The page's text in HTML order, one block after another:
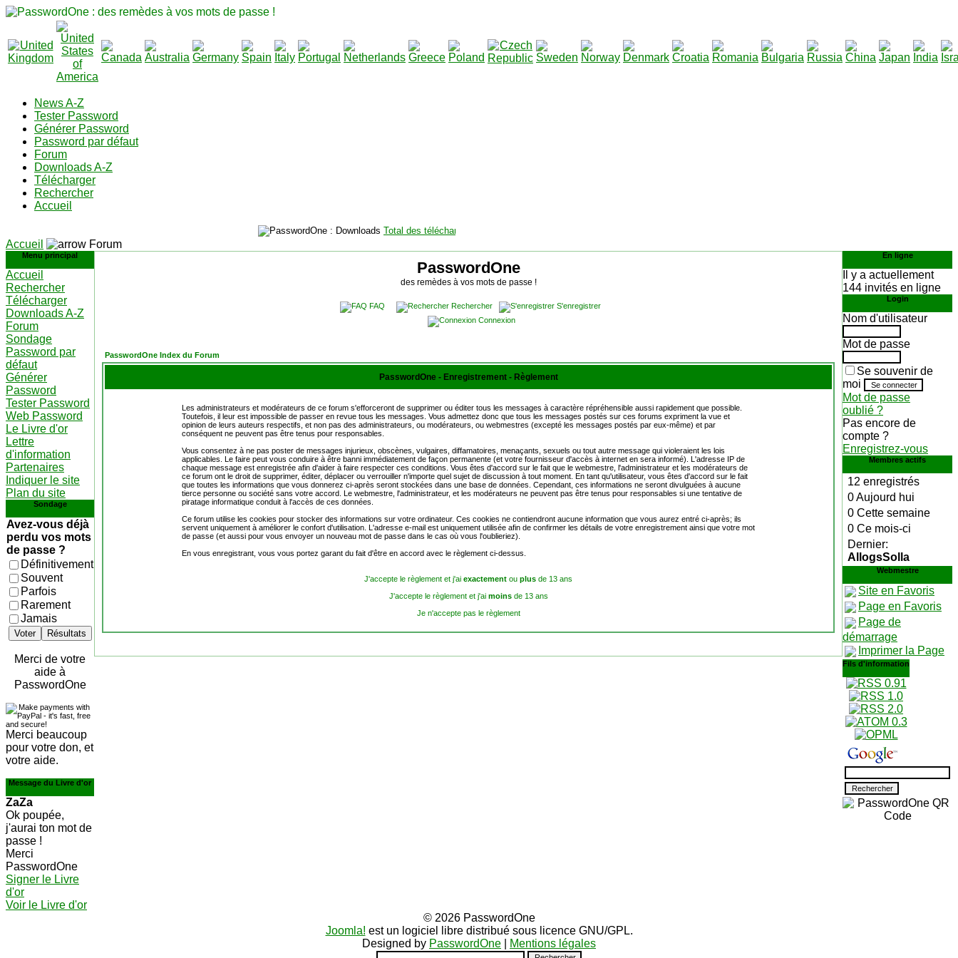
News A-Z
Tester Password
Générer Password
Password par défaut
Forum
Downloads A-Z
Télécharger
Rechercher
Accueil
Total des téléchargements
Accueil
Forum
Menu principal
Accueil
Rechercher
Télécharger
Downloads A-Z
Forum
Sondage
Password par
défaut
Générer
Password
Tester Password
Web Password
Le Livre d'or
Lettre
d'information
Partenaires
Indiquer le site
Plan du site
Sondage
Avez-vous déjà
perdu vos mots
de passe ?
Définitivement
Souvent
Parfois
Rarement
Jamais
Voter Résultats
Merci de votre
aide à
PasswordOne
Merci beaucoup
pour votre don, et
votre aide.
Message du Livre d'or
ZaZa
Ok poupée,
j'aurai ton mot de
passe !
Merci
PasswordOne
Signer le Livre
d'or
Voir le Livre d'or
PasswordOne
des remèdes à vos mots de passe !
FAQ Rechercher
S'enregistrer
Connexion
PasswordOne Index du Forum
PasswordOne - Enregistrement - Règlement
Les administrateurs et modérateurs de ce forum s'efforceront de supprimer ou éditer tous les messages à caractère répréhensible aussi rapidement que possible.
Toutefois, il leur est impossible de passer en revue tous les messages. Vous admettez donc que tous les messages postés sur ces forums expriment la vue et
opinion de leurs auteurs respectifs, et non pas des administrateurs, ou modérateurs, ou webmestres (excepté les messages postés par eux-même) et par
conséquent ne peuvent pas être tenus pour responsables.
Vous consentez à ne pas poster de messages injurieux, obscènes, vulgaires, diffamatoires, menaçants, sexuels ou tout autre message qui violeraient les lois
applicables. Le faire peut vous conduire à être banni immédiatement de façon permanente (et votre fournisseur d'accès à internet en sera informé). L'adresse IP de
chaque message est enregistrée afin d'aider à faire respecter ces conditions. Vous êtes d'accord sur le fait que le webmestre, l'administrateur et les modérateurs de
ce forum ont le droit de supprimer, éditer, déplacer ou verrouiller n'importe quel sujet de discussion à tout moment. En tant qu'utilisateur, vous êtes d'accord sur le fait
que toutes les informations que vous donnerez ci-après seront stockées dans une base de données. Cependant, ces informations ne seront divulguées à aucune
tierce personne ou société sans votre accord. Le webmestre, l'administrateur, et les modérateurs ne peuvent pas être tenus pour responsables si une tentative de
piratage informatique conduit à l'accès de ces données.
Ce forum utilise les cookies pour stocker des informations sur votre ordinateur. Ces cookies ne contiendront aucune information que vous aurez entré ci-après; ils
servent uniquement à améliorer le confort d'utilisation. L'adresse e-mail est uniquement utilisée afin de confirmer les détails de votre enregistrement ainsi que votre mot
de passe (et aussi pour vous envoyer un nouveau mot de passe dans le cas où vous l'oublieriez).
En vous enregistrant, vous vous portez garant du fait d'être en accord avec le règlement ci-dessus.
J'accepte le règlement et j'ai exactement ou plus de 13 ans
J'accepte le règlement et j'ai moinsde 13 ans
Je n'accepte pas le règlement
En ligne
Il y a actuellement
144 invités en ligne
Login
Nom d'utilisateur
Mot de passe
Se souvenir de
moi
Mot de passe
oublié ?
Pas encore de
compte ?
Enregistrez-vous
Membres actifs
12 enregistrés
0 Aujourd hui
0 Cette semaine
0 Ce mois-ci
Dernier:
AllogsSolla
Webmestre
Site en Favoris
Page en Favoris
Page de
démarrage
Imprimer la Page
Fils d'information
© 2026 PasswordOne
Joomla! est un logiciel libre distribué sous licence GNU/GPL.
Designed by PasswordOne Mentions légales